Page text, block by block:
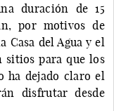
duración de 15
por motivos de
Casa del Agua y el
para que los
ha dejado claro el
disfrutar desde